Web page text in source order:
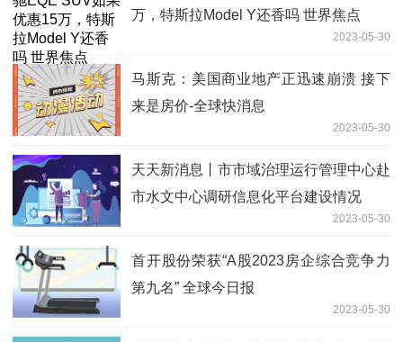
万，特斯拉Model Y还香吗 世界焦点
2023-05-30
马斯克：美国商业地产正迅速崩溃 接下
来是房价-全球快消息
2023-05-30
天天新消息丨市市域治理运行管理中心赴
市水文中心调研信息化平台建设情况
2023-05-30
首开股份荣获“A股2023房企综合竞争力
第九名” 全球今日报
2023-05-30